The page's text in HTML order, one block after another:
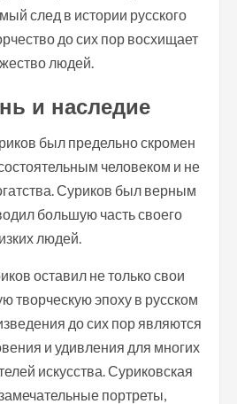
след в истории русского
до сих пор восхищает
людей.
и наследие
был предельно скромен
человеком и не
Суриков был верным
большую часть своего
людей.
оставил не только свои
творческую эпоху в русском
до сих пор являются
и удивления для многих
искусства. Суриковская
портреты,